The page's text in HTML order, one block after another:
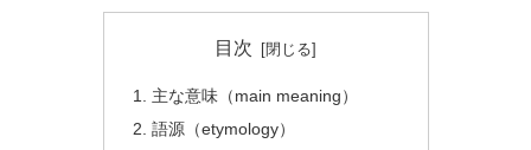
目次
主な意味（main meaning）
語源（etymology）